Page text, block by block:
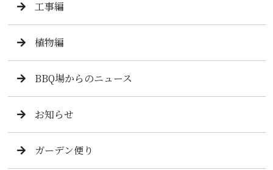
工事編
植物編
BBQ場からのニュース
お知らせ
ガーデン便り